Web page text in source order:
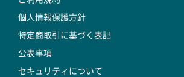
個人情報保護方針
特定商取引に基づく表記
公表事項
セキュリティについて